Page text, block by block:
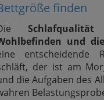
finden
Schlafqualität
und
entscheidende
der ist am
die Aufgaben des